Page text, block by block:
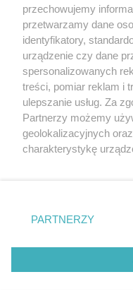
PIELĘGNACJA BORÓWKI
Zrób to po
rok zbiory
przechowujemy
przetwarzamy dane
identyfikatory,
urządzenie czy dane
spersonalizowanych
treści, pomiar reklam i
ulepszanie usług. Za
Partnerzy możemy
geolokalizacyjnych
charakterystykę
zmienić/wycofać
znajdujący się w
rodzaje przetwarzania
użytkownika, ale masz
przetwarzaniu.
PARTNERZY